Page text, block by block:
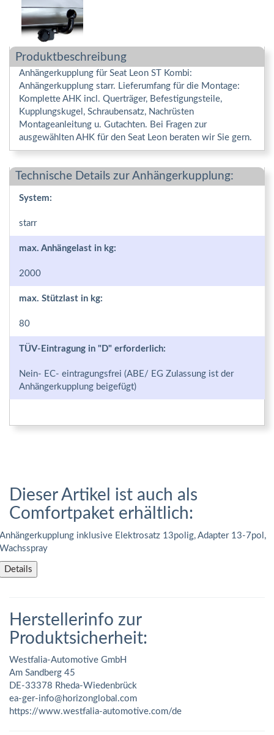
Produktbeschreibung
Anhängerkupplung für Seat Leon ST Kombi:
Anhängerkupplung starr. Lieferumfang für die Montage:
Komplette AHK incl. Querträger, Befestigungsteile,
Kupplungskugel, Schraubensatz, Nachrüsten
Montageanleitung u. Gutachten. Bei Fragen zur
ausgewählten AHK für den Seat Leon beraten wir Sie gern.
Technische Details zur Anhängerkupplung:
System:
starr
max. Anhängelast in kg:
2000
max. Stützlast in kg:
80
TÜV-Eintragung in "D" erforderlich:
Nein- EC- eintragungsfrei (ABE/ EG Zulassung ist der
Anhängerkupplung beigefügt)
Dieser Artikel ist auch als
Comfortpaket erhältlich:
Anhängerkupplung inklusive Elektrosatz 13polig, Adapter 13-7pol,
Wachsspray
Details
Herstellerinfo zur
Produktsicherheit:
Westfalia-Automotive GmbH
Am Sandberg 45
DE-33378 Rheda-Wiedenbrück
ea-ger-info@horizonglobal.com
https://www.westfalia-automotive.com/de